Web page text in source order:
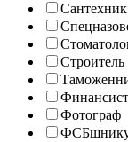
Сантехник
Строитель
Финансист
Фотограф